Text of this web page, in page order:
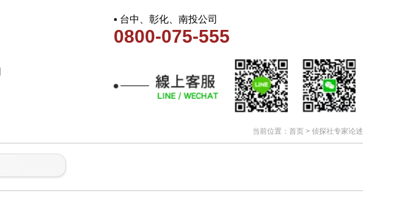
当前位置： 首页> 侦探社专家论述
▪ 台中、彰化、南投公司
0800-075-555